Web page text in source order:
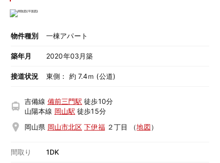
物件種別 一棟アパート
築年月 2020年03月築
接道状況 東側： 約 7.4ｍ (公道)
吉備線 備前三門駅 徒歩10分
山陽本線 岡山駅 徒歩15分
岡山県 岡山市北区 下伊福 ２丁目 （地図）
間取り 1DK